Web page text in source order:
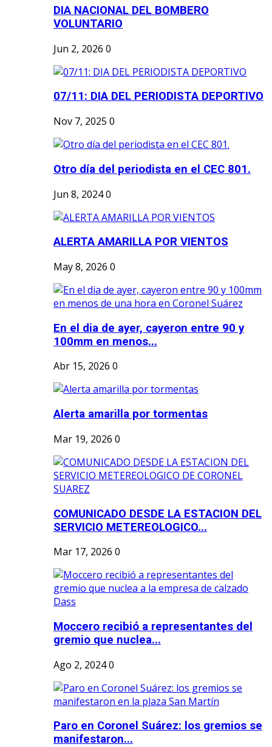
DIA NACIONAL DEL BOMBERO
VOLUNTARIO
Jun 2, 2026 0
07/11: DIA DEL PERIODISTA DEPORTIVO
Nov 7, 2025 0
Otro día del periodista en el CEC 801.
Jun 8, 20240
ALERTA AMARILLA POR VIENTOS
May 8, 2026 0
En el dia de ayer, cayeron entre 90 y
100mm en menos...
Abr 15, 2026 0
Alerta amarilla por tormentas
Mar 19, 2026 0
COMUNICADO DESDE LA ESTACION DEL
SERVICIO METEREOLOGICO...
Mar 17, 2026 0
Moccero recibió a representantes del
gremio que nuclea...
Ago 2, 20240
Paro en Coronel Suárez: los gremios se
manifestaron...